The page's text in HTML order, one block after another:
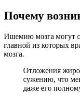
Почему
Ишемию мозга могут
главной из которых
мозга.
Отложения
сужению, что
даже его